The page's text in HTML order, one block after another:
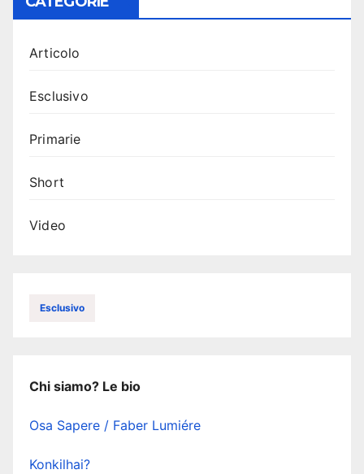
Articolo
Esclusivo
Primarie
Short
Video
Esclusivo
Chi siamo? Le bio
Osa Sapere / Faber Lumiére
Konkilhai?